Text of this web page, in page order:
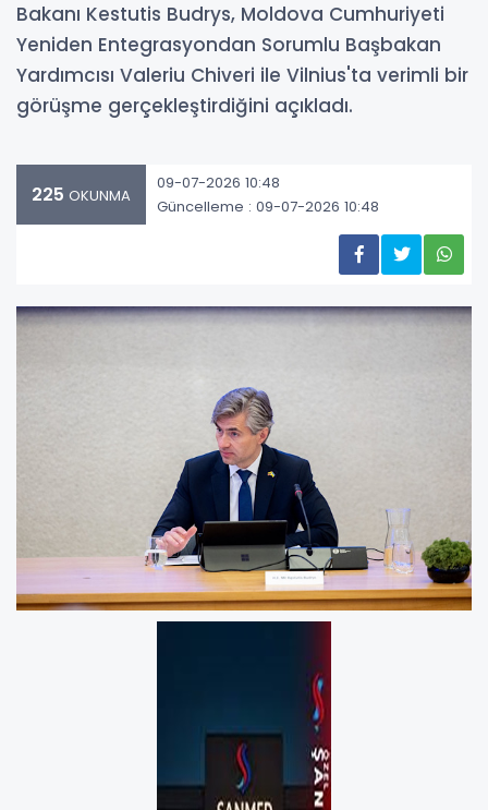
Bakanı Kestutis Budrys, Moldova Cumhuriyeti
Yeniden Entegrasyondan Sorumlu Başbakan
Yardımcısı Valeriu Chiveri ile Vilnius'ta verimli bir
görüşme gerçekleştirdiğini açıkladı.
225 OKUNMA
09-07-2026 10:48
Güncelleme : 09-07-2026 10:48